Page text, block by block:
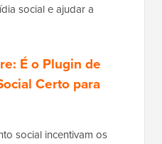
social e ajudar a
É o Plugin de
Certo para
social incentivam os